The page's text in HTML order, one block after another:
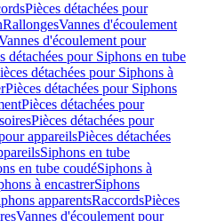
Pièces détachées pour
RallongesVannes d'écoulement
d'écoulement pour
détachées pour Siphons en tube
détachées pour Siphons à
Pièces détachées pour Siphons
Pièces détachées pour
Pièces détachées pour
appareilsPièces détachées
Siphons en tube
en tube coudéSiphons à
à encastrerSiphons
apparentsRaccordsPièces
Vannes d'écoulement pour